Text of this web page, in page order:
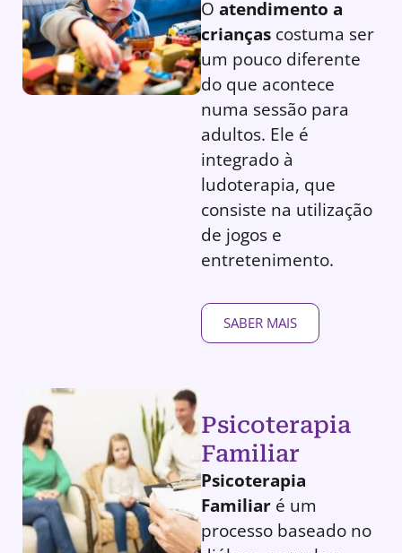
O atendimento a
crianças costuma ser
um pouco diferente
do que acontece
numa sessão para
adultos. Ele é
integrado à
ludoterapia, que
consiste na utilização
de jogos e
entretenimento.
SABER MAIS
Psicoterapia
Familiar
Psicoterapia
Familiar é um
processo baseado no